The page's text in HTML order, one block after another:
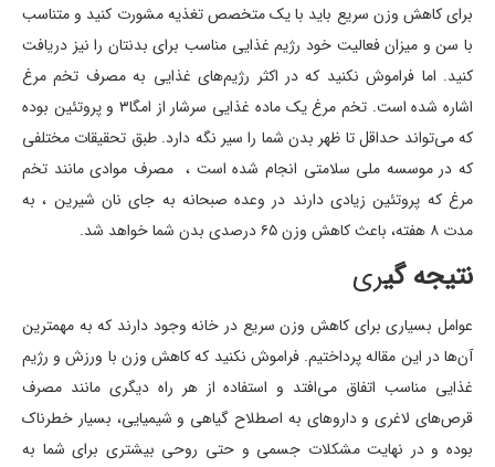
برای کاهش وزن سریع باید با یک متخصص تغذیه مشورت کنید و متناسب
با سن و میزان فعالیت خود رژیم غذایی مناسب برای بدنتان را نیز دریافت
کنید. اما فراموش نکنید که در اکثر رژیم‌های غذایی به مصرف تخم مرغ
اشاره شده است. تخم مرغ یک ماده غذایی سرشار از امگا۳ و پروتئین بوده
که می‌تواند حداقل تا ظهر بدن شما را سیر نگه دارد. طبق تحقیقات مختلفی
که در موسسه ملی سلامتی انجام شده است ، مصرف موادی مانند تخم
مرغ که پروتئین زیادی دارند در وعده صبحانه به جای نان شیرین ، به
مدت ۸ هفته، باعث کاهش وزن ۶۵ درصدی بدن شما خواهد شد.
نتیجه گیری
عوامل بسیاری برای کاهش وزن سریع در خانه وجود دارند که به مهمترین
آن‌ها در این مقاله پرداختیم. فراموش نکنید که کاهش وزن با ورزش و رژیم
غذایی مناسب اتفاق می‌افتد و استفاده از هر راه دیگری مانند مصرف
قرص‌های لاغری و داروهای به اصطلاح گیاهی و شیمیایی، بسیار خطرناک
بوده و در نهایت مشکلات جسمی و حتی روحی بیشتری برای شما به